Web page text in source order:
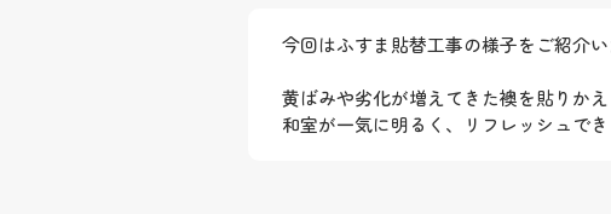
今回はふすま貼替工事の様子をご紹介い
黄ばみや劣化が増えてきた襖を貼りか
和室が一気に明るく、リフレッシュでき